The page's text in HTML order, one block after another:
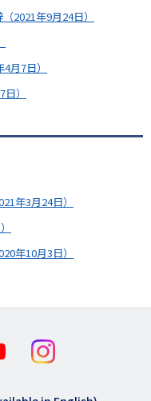
2021年9月24日）
月7日）
）
年3月24日）
年10月3日）